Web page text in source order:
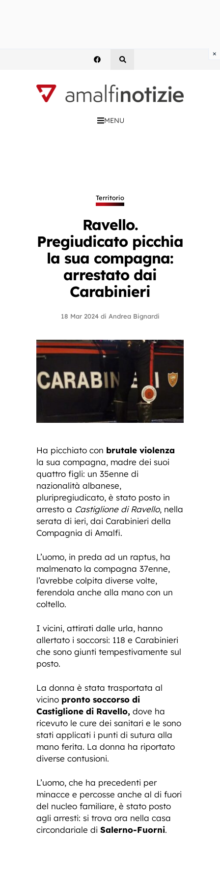
MENU
Territorio
Ravello.
Pregiudicato picchia
la sua compagna:
arrestato dai
Carabinieri
18 Mar 2024 di Andrea Bignardi
Ha picchiato con brutale violenza
la sua compagna, madre dei suoi
quattro figli: un 35enne di
nazionalità albanese,
pluripregiudicato, è stato posto in
arresto a Castiglione di Ravello, nella
serata di ieri, dai Carabinieri della
Compagnia di Amalfi.
L’uomo, in preda ad un raptus, ha
malmenato la compagna 37enne,
l’avrebbe colpita diverse volte,
ferendola anche alla mano con un
coltello.
I vicini, attirati dalle urla, hanno
allertato i soccorsi: 118 e Carabinieri
che sono giunti tempestivamente sul
posto.
La donna è stata trasportata al
vicino pronto soccorso di
Castiglione di Ravello, dove ha
ricevuto le cure dei sanitari e le sono
stati applicati i punti di sutura alla
mano ferita. La donna ha riportato
diverse contusioni.
L’uomo, che ha precedenti per
minacce e percosse anche al di fuori
del nucleo familiare, è stato posto
agli arresti: si trova ora nella casa
circondariale di Salerno-Fuorni.
×